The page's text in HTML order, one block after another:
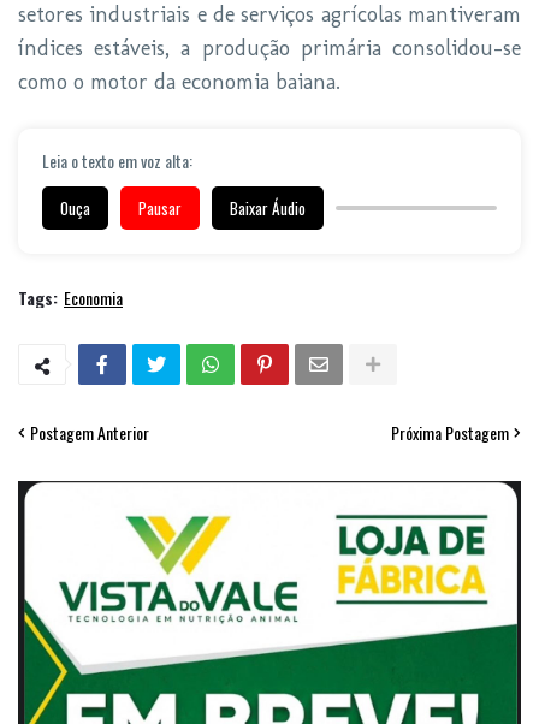
setores industriais e de serviços agrícolas mantiveram
índices estáveis, a produção primária consolidou-se
como o motor da economia baiana.
Leia o texto em voz alta:
Ouça Pausar Baixar Áudio
Tags: Economia
Postagem Anterior Próxima Postagem